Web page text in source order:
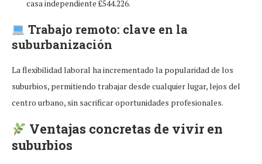
casa independiente £544.226.
Trabajo remoto: clave en la
suburbanización
La flexibilidad laboral ha incrementado la popularidad de los
suburbios, permitiendo trabajar desde cualquier lugar, lejos del
centro urbano, sin sacrificar oportunidades profesionales.
Ventajas concretas de vivir en
suburbios